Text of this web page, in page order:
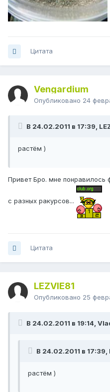
Цитата
Vengardium
Опубликовано 24
В 24.02.2011 в 17:39,
растём )
Привет Бро. мне понравилось
с разных ракурсов...
Цитата
LEZVIE81
Опубликовано 25
В 24.02.2011 в 19:14,
В 24.02.2011 в 17:39,
растём )